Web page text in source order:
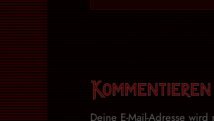
Kommentieren
Deine E-Mail-Adresse